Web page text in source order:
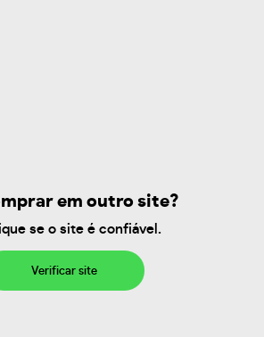
em outro site?
se o site é confiável.
Verificar site